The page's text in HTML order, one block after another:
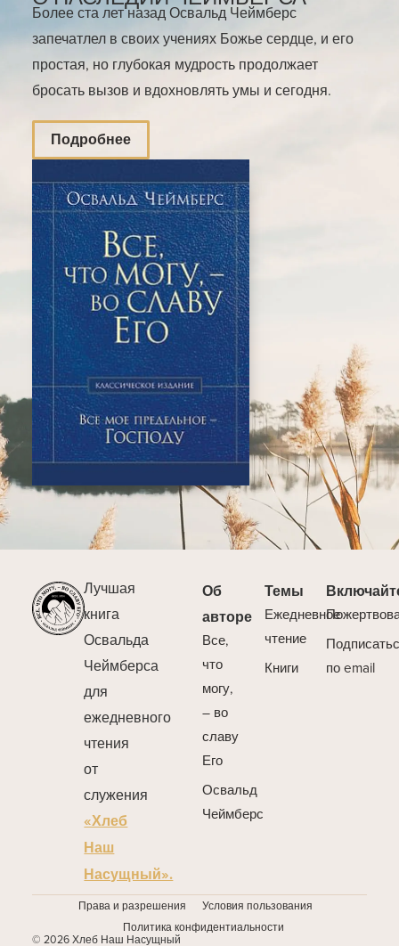
Более ста лет назад Освальд Чеймберс
запечатлел в своих учениях Божье сердце, и его
простая, но глубокая мудрость продолжает
бросать вызов и вдохновлять умы и сегодня.
Подробнее
Лучшая
книга
Освальда
Чеймберса
для
ежедневного
чтения
от
служения
«Хлеб
Наш
Насущный».
Об
авторе
Все,
что
могу,
– во
славу
Его
Освальд
Чеймберс
Темы
Ежедневное
чтение
Книги
по email
Права и разрешения
Условия пользования
Политика конфидентиальности
© 2026 Хлеб Наш Насущный